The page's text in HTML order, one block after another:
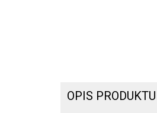
OPIS PRODUKTU